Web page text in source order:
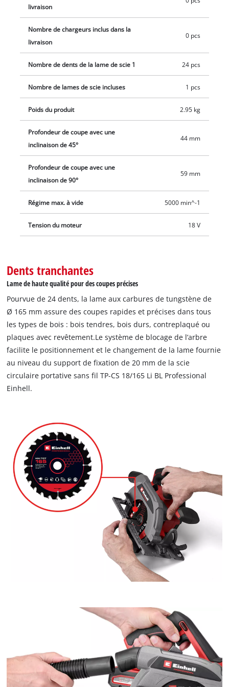
fil assure une utilisation sûre et confortable.L’adaptateur de
Ø 36 mm permet de brancher un aspirateur externe pour
conserver un espace de travail propre pendant le
fonctionnement de l’outil.La scie circulaire portative sans fil
TP-CS 18/165 Li BL-Solo Einhell est vendue avec une lame aux
carbures de tungstène.L’outil est vendu sans batterie ni
livraison
Nombre de chargeurs inclus dans la
livraison
0 pcs
Nombre de dents de la lame de scie 1 24 pcs
Nombre de lames de scie incluses 1 pcs
Poids du produit 2.95 kg
Profondeur de coupe avec une
inclinaison de 45°
44 mm
Profondeur de coupe avec une
inclinaison de 90°
59 mm
Régime max. à vide 5000 min^-1
Tension du moteur 18 V
Dents tranchantes
Lame de haute qualité pour des coupes précises
Pourvue de 24 dents, la lame aux carbures de tungstène de
Ø 165 mm assure des coupes rapides et précises dans tous
les types de bois : bois tendres, bois durs, contreplaqué ou
plaques avec revêtement.Le système de blocage de l’arbre
facilite le positionnement et le changement de la lame fournie
au niveau du support de fixation de 20 mm de la scie
circulaire portative sans fil TP-CS 18/165 Li BL Professional
Einhell.